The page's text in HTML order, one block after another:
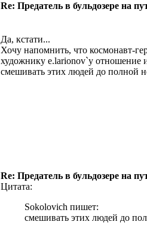
Re: Предатель в бульдозере на
Да, кстати...
Хочу напомнить, что космонавт-
художнику e.larionov`у отношение
смешивать этих людей до полной
Re: Предатель в бульдозере на
Цитата:
Sokolovich пишет:
смешивать этих людей до